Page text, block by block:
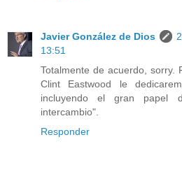
Javier González de Dios
13:51
Totalmente de acuerdo, sorry.
Clint Eastwood le
incluyendo el gran papel
intercambio".
Responder